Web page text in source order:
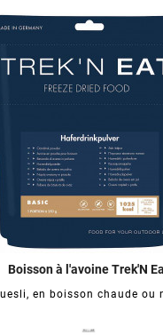
Boisson à l'avoine Trek'N
en boisson chaude ou